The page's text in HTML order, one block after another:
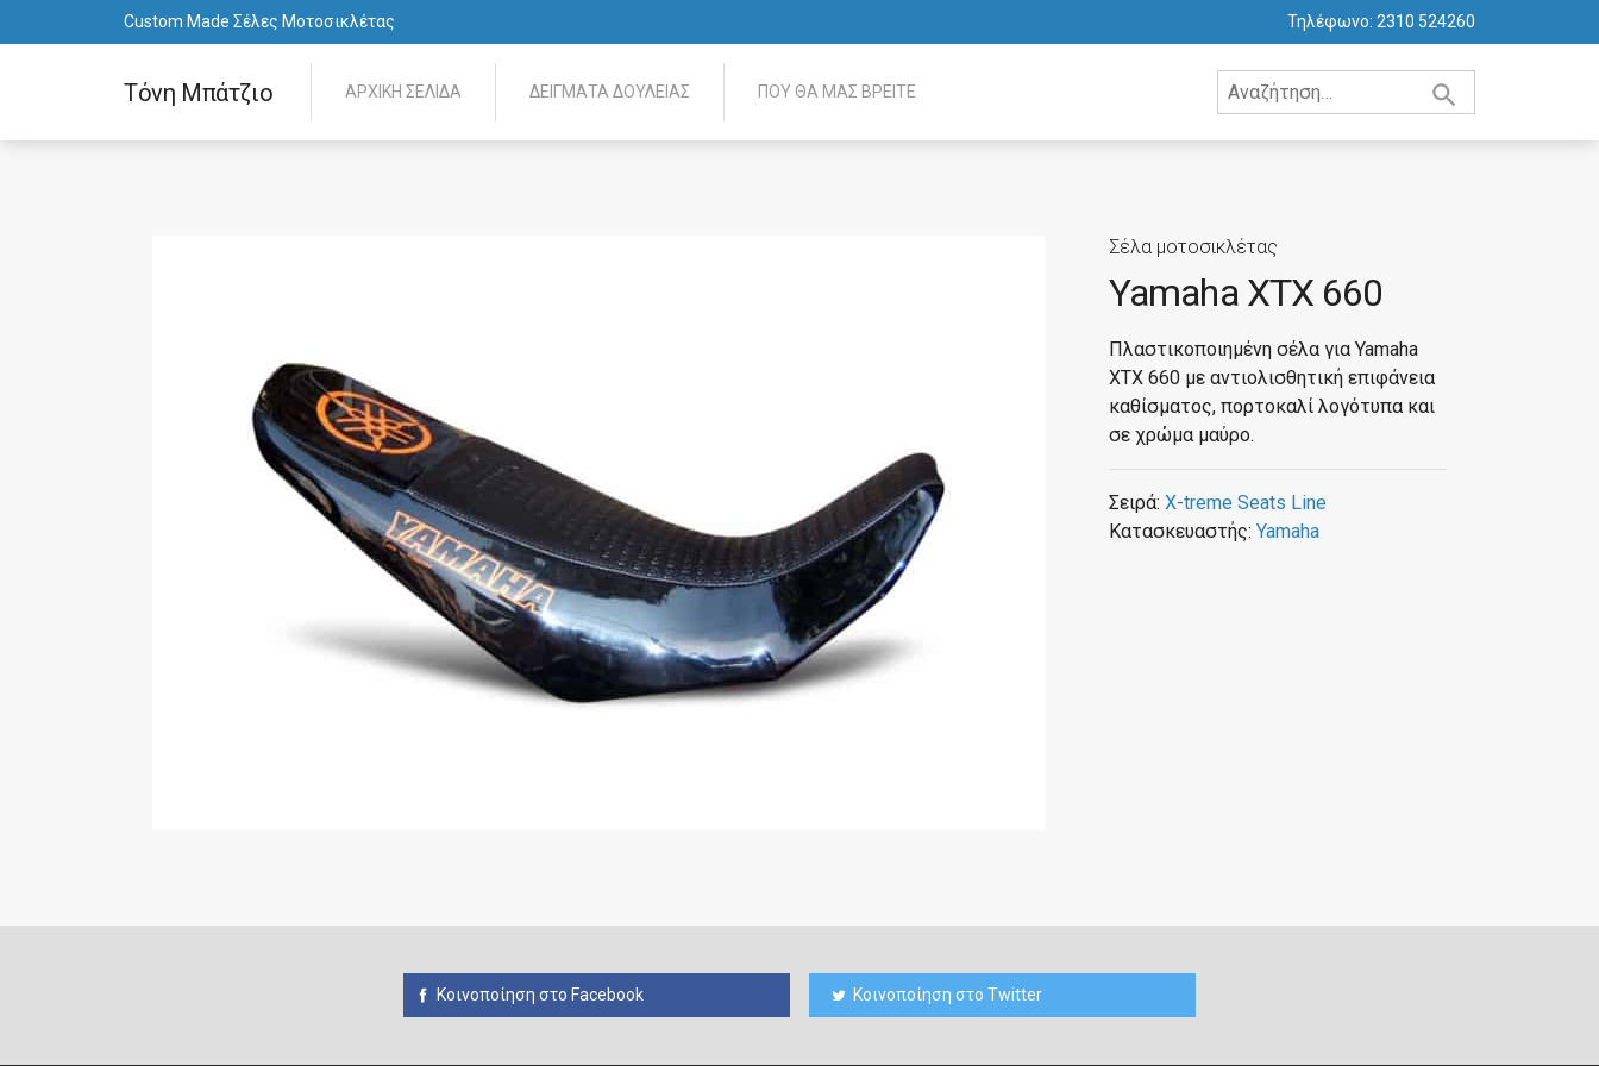
Custom Made Σέλες Μοτοσικλέτας Τηλέφωνο: 2310 524260
Τόνη Μπάτζιο ΑΡΧΙΚΉ ΣΕΛΊΔΑ ΔΕΊΓΜΑΤΑ ΔΟΥΛΕΙΆΣ ΠΟΎ ΘΑ ΜΑΣ ΒΡΕΊΤΕ
Σέλα μοτοσικλέτας
Yamaha XTX 660
Πλαστικοποιημένη σέλα για Yamaha
XTX 660 με αντιολισθητική επιφάνεια
καθίσματος, πορτοκαλί λογότυπα και
σε χρώμα μαύρο.
Σειρά:X-treme Seats Line
Κατασκευαστής:Yamaha
Κοινοποίηση στο Facebook Κοινοποίηση στο Twitter